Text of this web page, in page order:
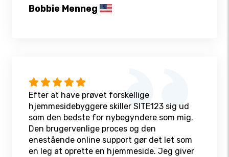
Bobbie Menneg
Efter at have prøvet forskellige
hjemmesidebyggere skiller SITE123 sig ud
som den bedste for nybegyndere som mig.
Den brugervenlige proces og den
enestående online support gør det let som
en leg at oprette en hjemmeside. Jeg giver